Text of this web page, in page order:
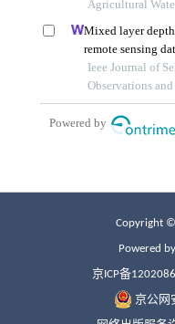
Copyright ©
Powered
京ICP备
京公网